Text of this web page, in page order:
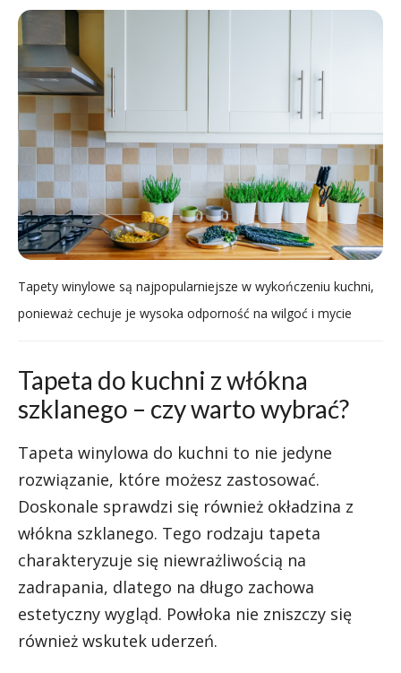
Tapety winylowe są najpopularniejsze w wykończeniu kuchni,
ponieważ cechuje je wysoka odporność na wilgoć i mycie
Tapeta do kuchni z włókna
szklanego – czy warto wybrać?
Tapeta winylowa do kuchni to nie jedyne
rozwiązanie, które możesz zastosować.
Doskonale sprawdzi się również okładzina z
włókna szklanego. Tego rodzaju tapeta
charakteryzuje się niewrażliwością na
zadrapania, dlatego na długo zachowa
estetyczny wygląd. Powłoka nie zniszczy się
również wskutek uderzeń.